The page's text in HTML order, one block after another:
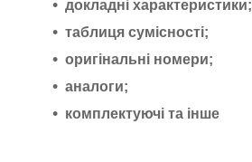
докладні характеристики;
таблиця сумісності;
оригінальні номери;
аналоги;
комплектуючі та інше